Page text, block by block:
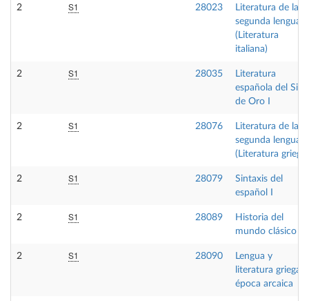
2 S1 28023
Literatura de la
segunda lengua
(Literatura
italiana)
2 S1 28035
Literatura
española del
de Oro I
2 S1 28076
Literatura de la
segunda lengua
(Literatura griega)
2 S1 28079
Sintaxis del
español I
2 S1 28089
Historia del
mundo clásico
2 S1 28090
Lengua y
literatura griega I:
época arcaica